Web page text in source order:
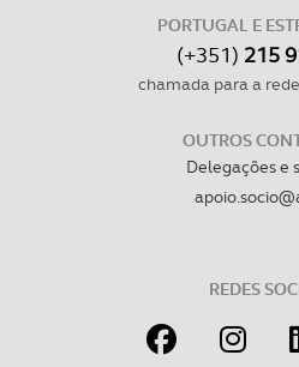
PORTUGAL E
(+351) 215
chamada para a
OUTROS
Delegações e
REDES